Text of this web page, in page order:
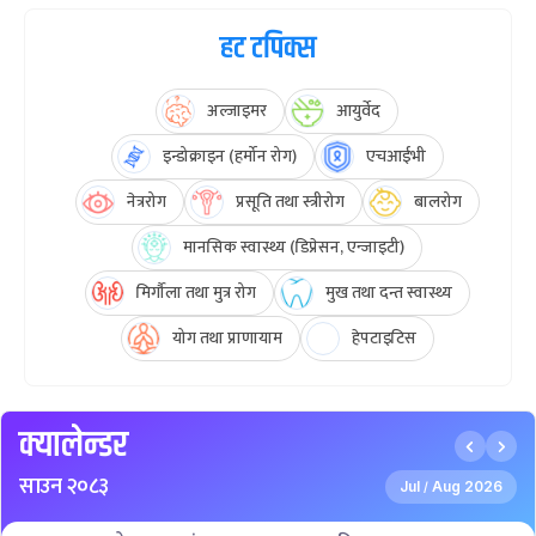
हट टपिक्स
अल्जाइमर
आयुर्वेद
इन्डोक्राइन (हर्मोन रोग)
एचआईभी
नेत्ररोग
प्रसूति तथा स्त्रीरोग
बालरोग
मानसिक स्वास्थ्य (डिप्रेसन, एन्जाइटी)
मिर्गौला तथा मुत्र रोग
मुख तथा दन्त स्वास्थ्य
योग तथा प्राणायाम
हेपटाइटिस
क्यालेन्डर
साउन २०८३ Jul / Aug 2026